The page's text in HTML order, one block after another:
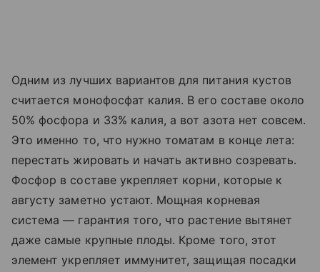
Одним из лучших вариантов для питания кустов
считается монофосфат калия. В его составе около
50% фосфора и 33% калия, а вот азота нет совсем.
Это именно то, что нужно томатам в конце лета:
перестать жировать и начать активно созревать.
Фосфор в составе укрепляет корни, которые к
августу заметно устают. Мощная корневая
система — гарантия того, что растение вытянет
даже самые крупные плоды. Кроме того, этот
элемент укрепляет иммунитет, защищая посадки